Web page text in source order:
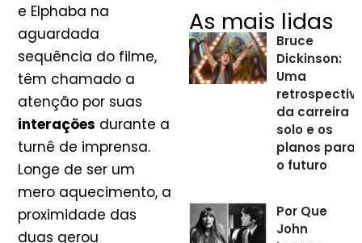
e Elphaba na
aguardada
sequência do filme,
têm chamado a
atenção por suas
interações durante a
turnê de imprensa.
Longe de ser um
mero aquecimento, a
proximidade das
duas gerou
As mais lidas
Bruce
Dickinson:
Uma
da carreira
solo e os
planos para
o futuro
Por Que
John